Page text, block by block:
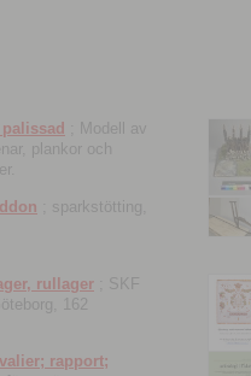
; Modell av
plankor och
; sparkstötting,
rullager ; SKF
162
rapport;